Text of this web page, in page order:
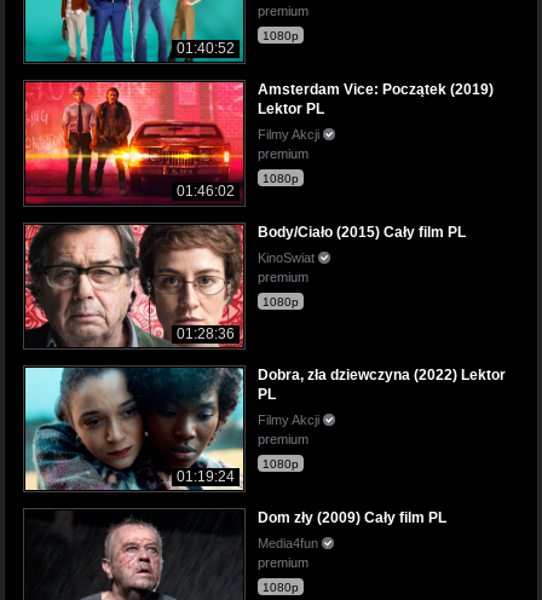
01:40:52
premium
1080p
01:46:02
Amsterdam Vice: Początek (2019)
Lektor PL
Filmy Akcji
premium
1080p
01:28:36
Body/Ciało (2015) Cały film PL
KinoSwiat
premium
1080p
01:19:24
Dobra, zła dziewczyna (2022) Lektor
PL
Filmy Akcji
premium
1080p
Dom zły (2009) Cały film PL
Media4fun
premium
1080p